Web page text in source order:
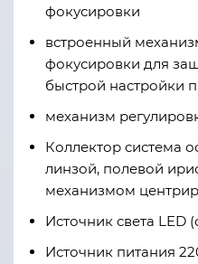
фокусировки
встроенный
фокусировки для
быстрой настройки
механизм
Коллектор система
линзой, полевой
механизмом
Источник света LED
Источник питания